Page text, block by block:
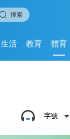
搜索
生活 教育 體育
字號